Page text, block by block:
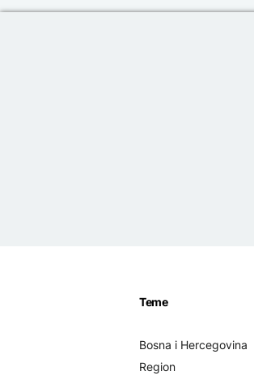
Teme
Bosna i Hercegovina
Region